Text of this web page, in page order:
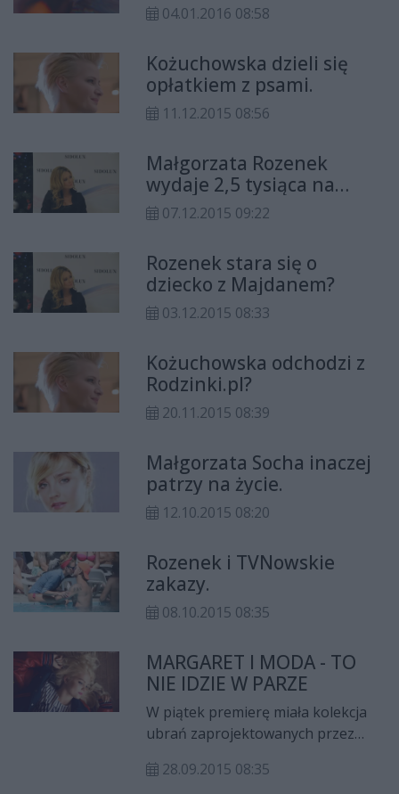
04.01.2016 08:58
Kożuchowska dzieli się
opłatkiem z psami.
11.12.2015 08:56
Małgorzata Rozenek
wydaje 2,5 tysiąca na
fryzjera.
07.12.2015 09:22
Rozenek stara się o
dziecko z Majdanem?
03.12.2015 08:33
Kożuchowska odchodzi z
Rodzinki.pl?
20.11.2015 08:39
Małgorzata Socha inaczej
patrzy na życie.
12.10.2015 08:20
Rozenek i TVNowskie
zakazy.
08.10.2015 08:35
MARGARET I MODA - TO
NIE IDZIE W PARZE
W piątek premierę miała kolekcja
ubrań zaprojektowanych przez
wokalistka ,którą chyba wszyscy
28.09.2015 08:35